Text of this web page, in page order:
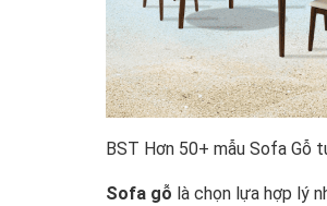
BST Hơn 50+ mẫu Sofa Gỗ
Sofa gỗ là chọn lựa hợp lý